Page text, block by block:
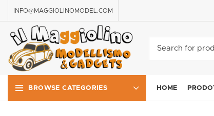
INFO@MAGGIOLINOMODEL.COM
BROWSE CATEGORIES HOME